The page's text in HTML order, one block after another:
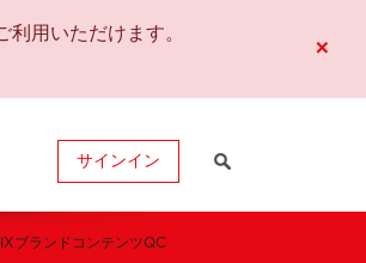
用いただけます。
×
サインイン
ブランドコンテンツQC